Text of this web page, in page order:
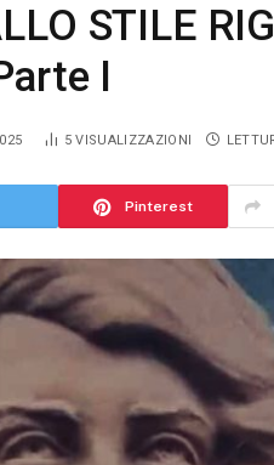
STILE
I
5VISUALIZZAZIONI
Pinterest